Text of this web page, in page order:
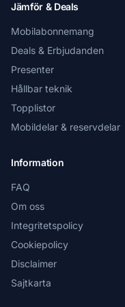
Jämför & Deals
Mobilabonnemang
Deals & Erbjudanden
Presenter
Hållbar teknik
Topplistor
Mobildelar & reservdelar
Information
FAQ
Om oss
Integritetspolicy
Cookiepolicy
Disclaimer
Sajtkarta